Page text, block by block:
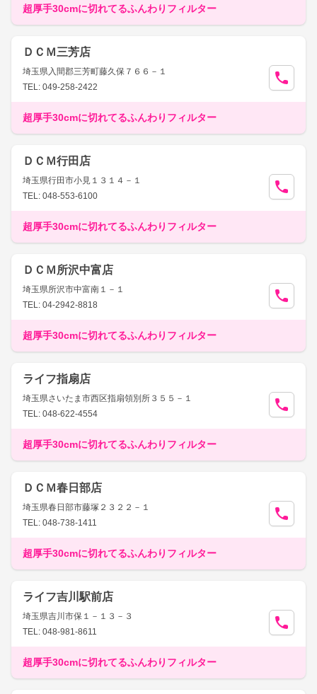
超厚手30cmに切れてるふんわりフィルター
ＤＣＭ三芳店
埼玉県入間郡三芳町藤久保７６６－１
TEL: 049-258-2422
超厚手30cmに切れてるふんわりフィルター
ＤＣＭ行田店
埼玉県行田市小見１３１４－１
TEL: 048-553-6100
超厚手30cmに切れてるふんわりフィルター
ＤＣＭ所沢中富店
埼玉県所沢市中富南１－１
TEL: 04-2942-8818
超厚手30cmに切れてるふんわりフィルター
ライフ指扇店
埼玉県さいたま市西区指扇領別所３５５－１
TEL: 048-622-4554
超厚手30cmに切れてるふんわりフィルター
ＤＣＭ春日部店
埼玉県春日部市藤塚２３２２－１
TEL: 048-738-1411
超厚手30cmに切れてるふんわりフィルター
ライフ吉川駅前店
埼玉県吉川市保１－１３－３
TEL: 048-981-8611
超厚手30cmに切れてるふんわりフィルター